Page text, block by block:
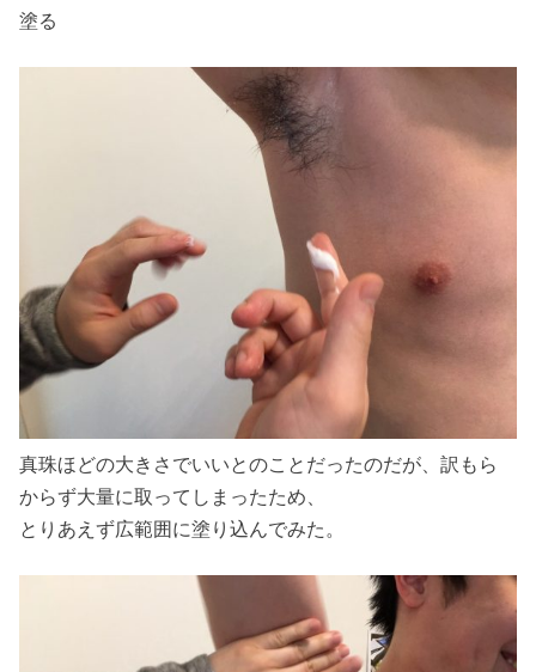
塗る
真珠ほどの大きさでいいとのことだったのだが、訳もら
からず大量に取ってしまったため、
とりあえず広範囲に塗り込んでみた。